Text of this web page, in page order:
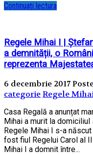
Continuați lectura
Regele Mihai I |
a demnității, o
reprezenta
6 decembrie 2017
categorieRegele
Casa Regală a anunțat
Mihai a murit la domiciliul
Regele Mihai I s-a
fost fiul Regelui Carol al
Mihai I a domnit între...